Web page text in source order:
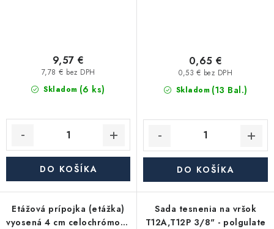
Skladom (6 ks)
7,78 € bez DPH
9,57 €
DO KOŠÍKA
Skladom (13 Bal.)
0,53 € bez DPH
0,65 €
DO KOŠÍKA
Etážová prípojka (etážka)
vyosená 4 cm celochrómová
Sada tesnenia na vršok
T12A,T12P 3/8" - polgulate